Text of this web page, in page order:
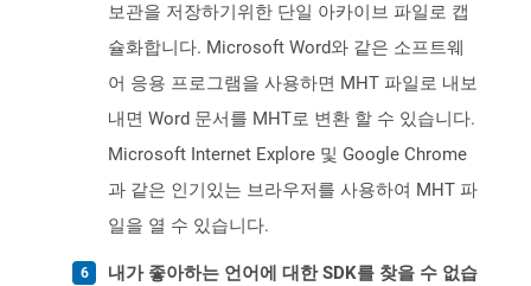
보관을 저장하기위한 단일 아카이브 파일로 캡
슐화합니다. Microsoft Word와 같은 소프트웨
어 응용 프로그램을 사용하면 MHT 파일로 내보
내면 Word 문서를 MHT로 변환 할 수 있습니다.
Microsoft Internet Explore 및 Google Chrome
과 같은 인기있는 브라우저를 사용하여 MHT 파
일을 열 수 있습니다.
내가 좋아하는 언어에 대한 SDK를 찾을 수 없습